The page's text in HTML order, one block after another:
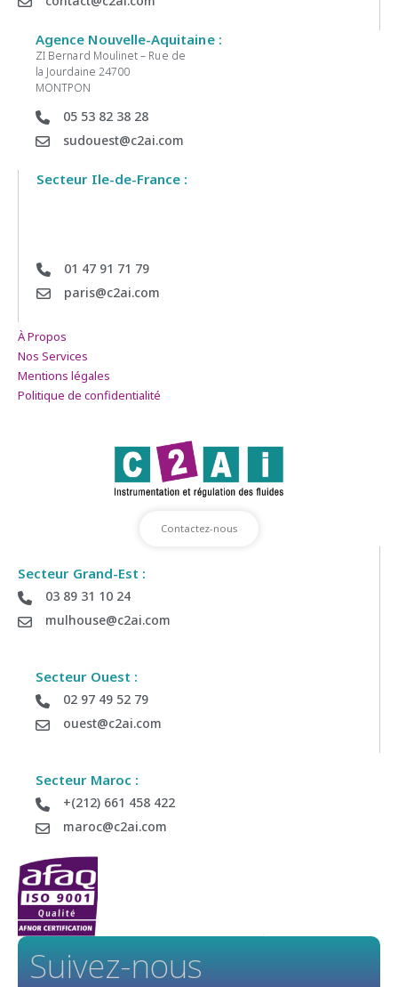
Agence Nouvelle-Aquitaine :
ZI Bernard Moulinet – Rue de
la Jourdaine 24700
MONTPON
05 53 82 38 28
sudouest@c2ai.com
Secteur Ile-de-France :
01 47 91 71 79
paris@c2ai.com
À Propos
Nos Services
Mentions légales
Politique de confidentialité
Contactez-nous
Secteur Grand-Est :
03 89 31 10 24
mulhouse@c2ai.com
Secteur Ouest :
02 97 49 52 79
ouest@c2ai.com
Secteur Maroc :
+(212) 661 458 422
maroc@c2ai.com
Suivez-nous